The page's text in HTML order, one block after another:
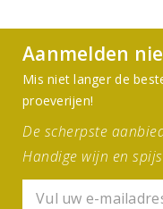
Aanmelden
Mis niet langer de
proeverijen!
De scherpste
Handige wijn en